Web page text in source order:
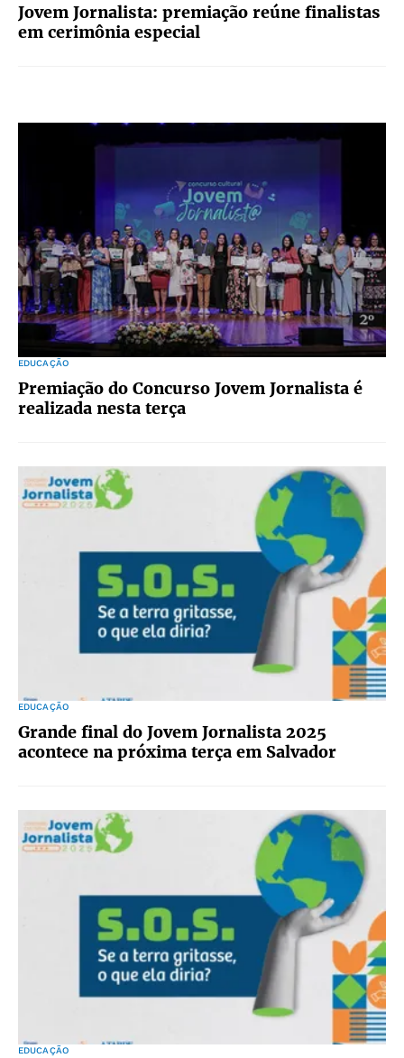
Jovem Jornalista: premiação reúne finalistas
em cerimônia especial
EDUCAÇÃO
Premiação do Concurso Jovem Jornalista é
realizada nesta terça
EDUCAÇÃO
Grande final do Jovem Jornalista 2025
acontece na próxima terça em Salvador
EDUCAÇÃO